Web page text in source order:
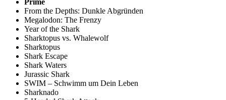
Prime
From the Depths: Dunkle Abgründen
Megalodon: The Frenzy
Year of the Shark
Sharktopus vs. Whalewolf
Sharktopus
Shark Escape
Shark Waters
Jurassic Shark
SWIM – Schwimm um Dein Leben
Sharknado